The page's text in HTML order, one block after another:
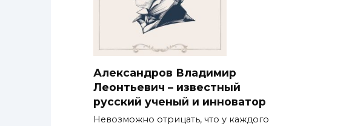
Александров Владимир
Леонтьевич – известный
русский ученый и инноватор
Невозможно отрицать, что у каждого